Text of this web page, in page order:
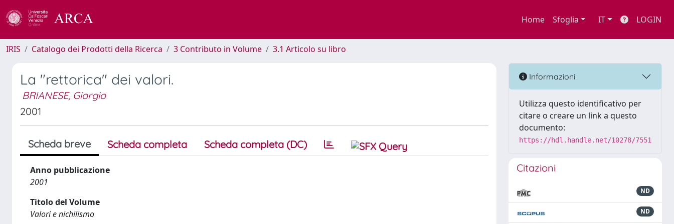
Home Sfoglia IT LOGIN
IRIS Catalogo dei Prodotti della Ricerca 3 Contributo in Volume 3.1 Articolo su libro
La "rettorica" dei valori.
BRIANESE, Giorgio
2001
Scheda breve Scheda completa Scheda completa (DC)
Anno pubblicazione
2001
Titolo del Volume
Valori e nichilismo
Informazioni
Utilizza questo identificativo per
citare o creare un link a questo
documento:
https://hdl.handle.net/10278/7551
Citazioni
ND
ND